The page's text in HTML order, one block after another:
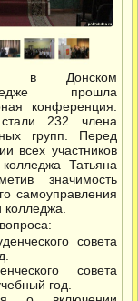
в Донском
прошла
конференция.
232 члена
групп. Перед
всех участников
Татьяна
значимость
самоуправления
совета
совета
год.